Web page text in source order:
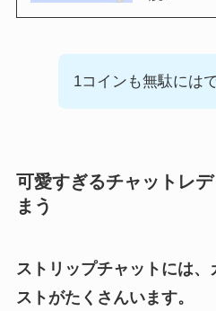
1コインも無駄には
可愛すぎるチャットレ
まう
ストリップチャットには
ストがたくさんいます。